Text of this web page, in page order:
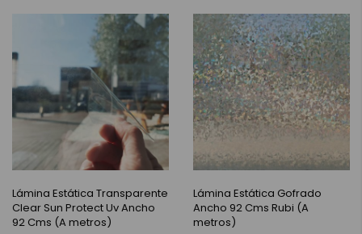
Lámina Estática Transparente
Clear Sun Protect Uv Ancho
92 Cms (A metros)
Lámina Estática Gofrado
Ancho 92 Cms Rubi (A
metros)